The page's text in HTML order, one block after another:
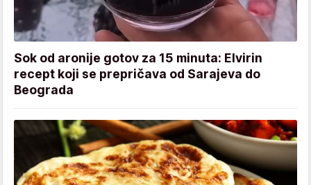
Sok od aronije gotov za 15 minuta: Elvirin
recept koji se prepričava od Sarajeva do
Beograda